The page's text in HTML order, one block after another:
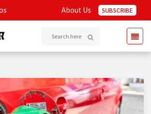
About Us SUBSCRIBE